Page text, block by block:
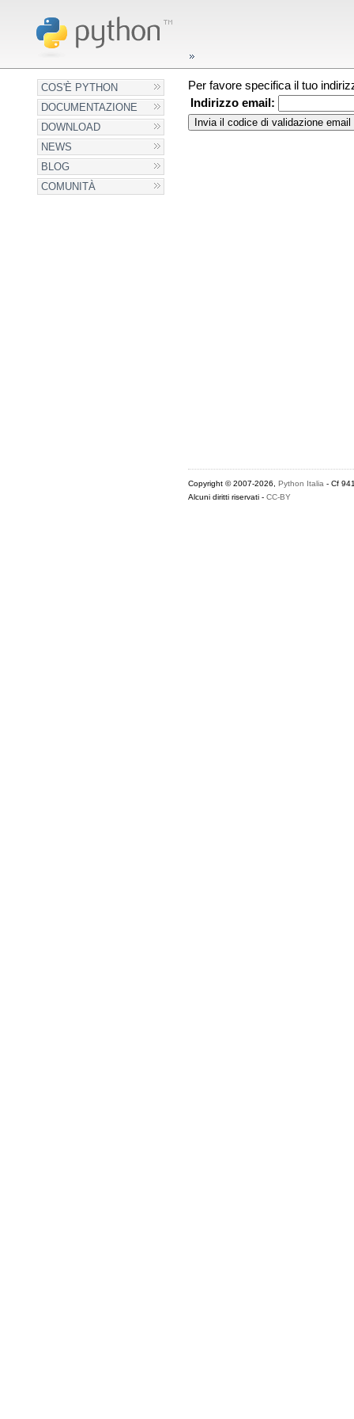
COS'È PYTHON
DOCUMENTAZIONE
DOWNLOAD
NEWS
BLOG
COMUNITÀ
Per favore specifica il tuo
Indirizzo email:
Copyright © 2007-2026, Python Italia - Cf
Alcuni diritti riservati - CC-BY